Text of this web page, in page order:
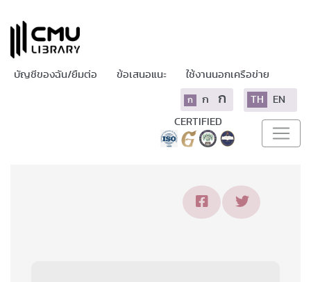
บัญชีของฉัน/ยืมต่อ ข้อเสนอแนะ ใช้งานนอกเครือข่าย
ก ก ก TH EN
CERTIFIED